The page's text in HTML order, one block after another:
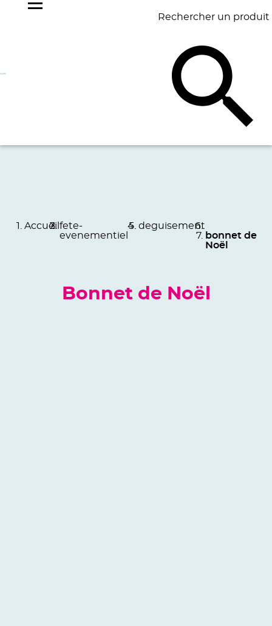
Rechercher un produit
BAGAGERIE BUREAU
Accueil fete-
evenementiel
deguisement
bonnet de
Noël
Bonnet de Noël